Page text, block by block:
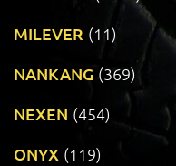
MILEVER (11)
NANKANG (369)
NEXEN (454)
ONYX (119)